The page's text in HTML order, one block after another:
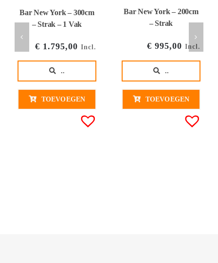
Bar New York – 300cm
– Strak – 1 Vak
€ 1.795,00 Incl.
..
TOEVOEGEN
Bar New York – 200cm
– Strak
€ 995,00 Incl.
..
TOEVOEGEN